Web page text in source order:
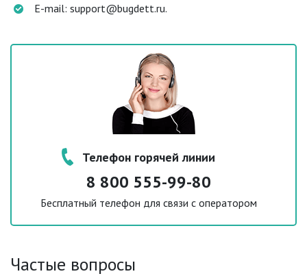
E-mail: support@bugdett.ru.
Телефон горячей линии
8 800 555-99-80
Бесплатный телефон для связи с оператором
Частые вопросы